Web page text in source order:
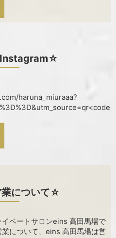
haruna_miuraaa?
について☆
ベートサロンeins 高田馬場で
について、eins 高田馬場は営